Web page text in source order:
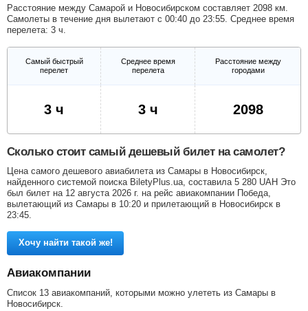
Расстояние между Самарой и Новосибирском составляет 2098 км.
Самолеты в течение дня вылетают с 00:40 до 23:55. Среднее время
перелета: 3 ч.
Самый быстрый
перелет
Среднее время
перелета
Расстояние между
городами
3 ч 3 ч 2098
Сколько стоит самый дешевый билет на самолет?
Цена самого дешевого авиабилета из Самары в Новосибирск,
найденного системой поиска BiletyPlus.ua, составила 5 280 UAH Это
был билет на 12 августа 2026 г. на рейс авиакомпании Победа,
вылетающий из Самары в 10:20 и прилетающий в Новосибирск в
23:45.
Хочу найти такой же!
Авиакомпании
Список 13 авиакомпаний, которыми можно улететь из Самары в
Новосибирск.